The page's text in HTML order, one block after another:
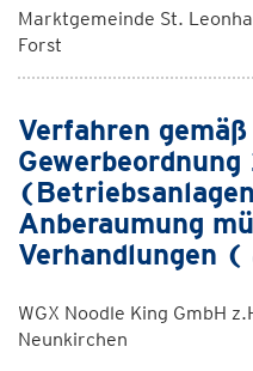
Marktgemeinde St.
Forst
Verfahren
Anberaumung
Verhandlungen
WGX Noodle King GmbH
Neunkirchen